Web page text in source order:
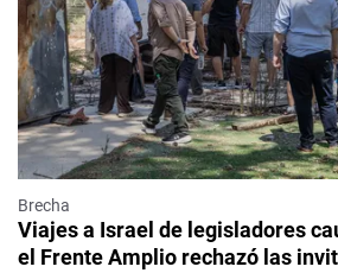
Brecha
Viajes a Israel de legisladores
el Frente Amplio rechazó las